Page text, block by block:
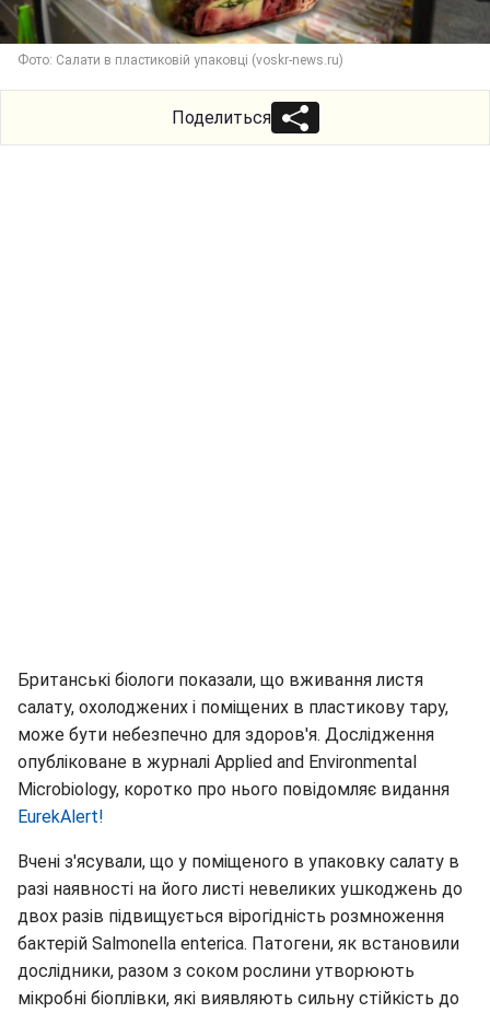
Фото: Салати в пластиковій упаковці (voskr-news.ru)
Поделиться
Британські біологи показали, що вживання листя
салату, охолоджених і поміщених в пластикову тару,
може бути небезпечно для здоров'я. Дослідження
опубліковане в журналі Applied and Environmental
Microbiology, коротко про нього повідомляє видання
EurekAlert!
Вчені з'ясували, що у поміщеного в упаковку салату в
разі наявності на його листі невеликих ушкоджень до
двох разів підвищується вірогідність розмноження
бактерій Salmonella enterica. Патогени, як встановили
дослідники, разом з соком рослини утворюють
мікробні біоплівки, які виявляють сильну стійкість до